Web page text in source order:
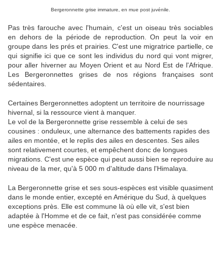
Bergeronnette grise immature, en mue post juvénile.
Pas très farouche avec l'humain, c'est un oiseau très sociables
en dehors de la période de reproduction. On peut la voir en
groupe dans les prés et prairies. C'est une migratrice partielle, ce
qui signifie ici que ce sont les individus du nord qui vont migrer,
pour aller hiverner au Moyen Orient et au Nord Est de l'Afrique.
Les Bergeronnettes grises de nos régions françaises sont
sédentaires.
Certaines Bergeronnettes adoptent un territoire de nourrissage
hivernal, si la ressource vient à manquer.
Le vol de la Bergeronnette grise ressemble à celui de ses
cousines : onduleux, une alternance des battements rapides des
ailes en montée, et le replis des ailes en descentes. Ses ailes
sont relativement courtes, et empêchent donc de longues
migrations. C'est une espèce qui peut aussi bien se reproduire au
niveau de la mer, qu'à 5 000 m d'altitude dans l'Himalaya.
La Bergeronnette grise et ses sous-espèces est visible quasiment
dans le monde entier, excepté en Amérique du Sud, à quelques
exceptions près. Elle est commune là où elle vit, s'est bien
adaptée à l'Homme et de ce fait, n'est pas considérée comme
une espèce menacée.